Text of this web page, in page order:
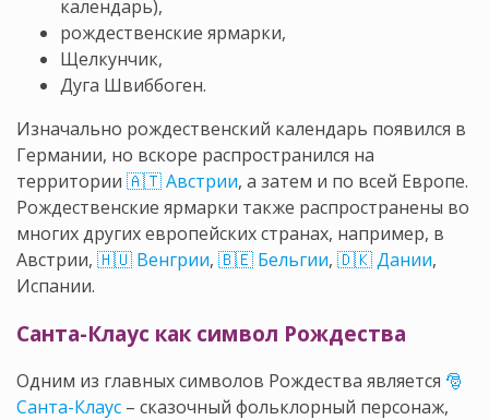
календарь),
рождественские ярмарки,
Щелкунчик,
Дуга Швиббоген.
Изначально рождественский календарь появился в
Германии, но вскоре распространился на
территории 🇦🇹 Австрии, а затем и по всей Европе.
Рождественские ярмарки также распространены во
многих других европейских странах, например, в
Австрии, 🇭🇺 Венгрии, 🇧🇪 Бельгии, 🇩🇰 Дании,
Испании.
Санта-Клаус как символ Рождества
Одним из главных символов Рождества является 🎅
Санта-Клаус – сказочный фольклорный персонаж,